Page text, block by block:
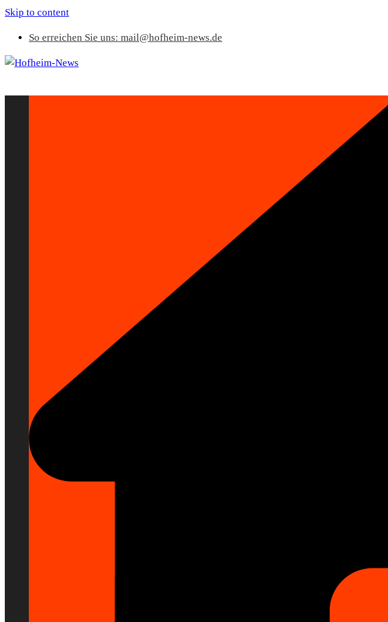
Skip to content
So erreichen Sie uns: mail@hofheim-news.de